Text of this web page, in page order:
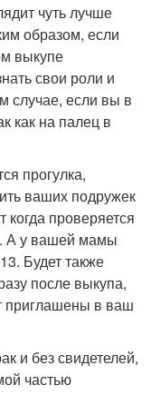
чуть лучше
образом, если
выкупе
свои роли и
случае, если вы в
как на палец в
прогулка,
ваших подружек
когда проверяется
А у вашей мамы
Будет также
после выкупа,
приглашены в ваш
и без свидетелей,
частью